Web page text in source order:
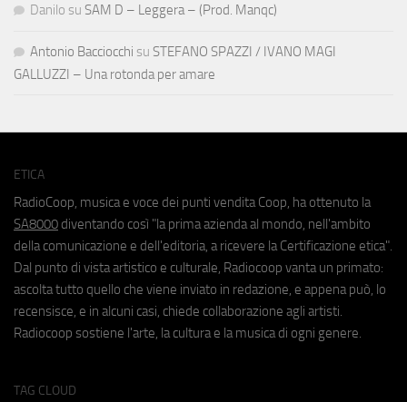
Danilo su SAM D – Leggera – (Prod. Manqc)
Antonio Bacciocchi su STEFANO SPAZZI / IVANO MAGI
GALLUZZI – Una rotonda per amare
ETICA
RadioCoop, musica e voce dei punti vendita Coop, ha ottenuto la
SA8000 diventando così "la prima azienda al mondo, nell'ambito
della comunicazione e dell'editoria, a ricevere la Certificazione etica".
Dal punto di vista artistico e culturale, Radiocoop vanta un primato:
ascolta tutto quello che viene inviato in redazione, e appena può, lo
recensisce, e in alcuni casi, chiede collaborazione agli artisti.
Radiocoop sostiene l'arte, la cultura e la musica di ogni genere.
TAG CLOUD